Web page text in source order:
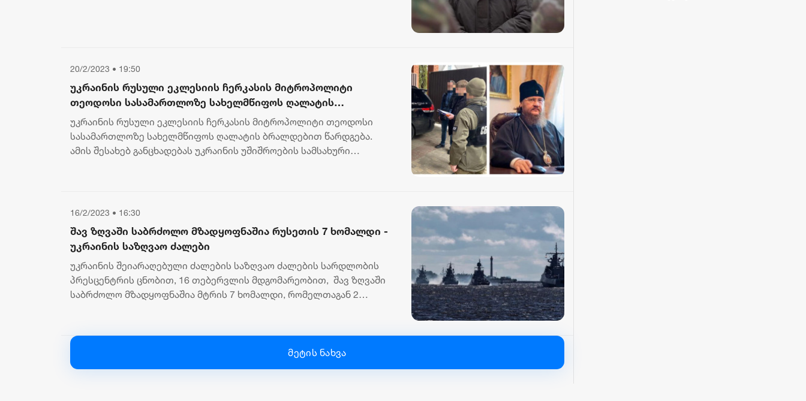
20/2/2023 • 19:50
უკრაინის რუსული ეკლესიის ჩერკასის მიტროპოლიტი
თეოდოსი სასამართლოზე სახელმწიფოს ღალატის
ბრალდებით წარდგება
უკრაინის რუსული ეკლესიის ჩერკასის მიტროპოლიტი თეოდოსი
სასამართლოზე სახელმწიფოს ღალატის ბრალდებით წარდგება.
ამის შესახებ განცხადებას უკრაინის უშიშროების სამსახური
16/2/2023 • 16:30
შავ ზღვაში საბრძოლო მზადყოფნაშია რუსეთის 7 ხომალდი -
უკრაინის საზღვაო ძალები
უკრაინის შეიარაღებული ძალების საზღვაო ძალების სარდლობის
პრესცენტრის ცნობით, 16 თებერვლის მდგომარეობით, შავ ზღვაში
საბრძოლო მზადყოფნაშია მტრის 7 ხომალდი, რომელთაგან 2
მეტის ნახვა